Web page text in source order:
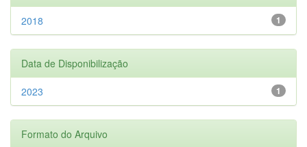
1
2018
Data de Disponibilização
1
2023
Formato do Arquivo